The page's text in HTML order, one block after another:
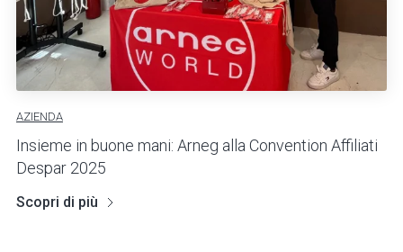
AZIENDA
Insieme in buone mani: Arneg alla Convention Affiliati
Despar 2025
Scopri di più